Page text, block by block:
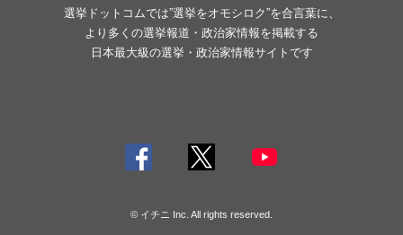
選挙ドットコムでは”選挙をオモシロク”を合言葉に、
より多くの選挙報道・政治家情報を掲載する
日本最大級の選挙・政治家情報サイトです
© イチニ Inc. All rights reserved.